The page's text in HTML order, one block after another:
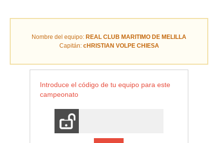
Nombre del equipo: REAL CLUB MARITIMO DE MELILLA
Capitán: cHRISTIAN VOLPE CHIESA
Introduce el código de tu equipo para este
campeonato